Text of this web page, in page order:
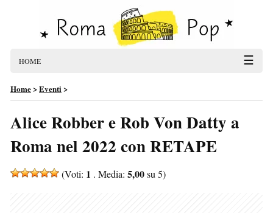
HOME ☰
Home>Eventi>
Alice Robber e Rob Von Datty a
Roma nel 2022 con RETAPE
(Voti: 1 . Media: 5,00su 5)